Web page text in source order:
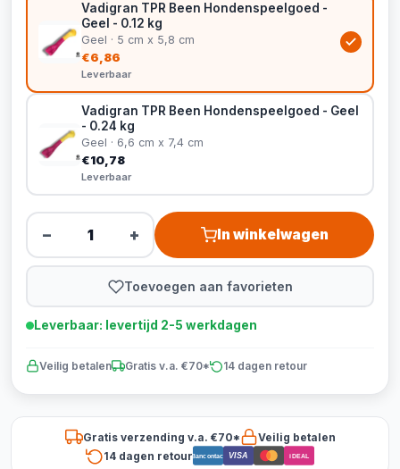
Vadigran TPR Been Hondenspeelgoed -
Geel - 0.12 kg
Geel · 5 cm x 5,8 cm
€6,86
Leverbaar
Vadigran TPR Been Hondenspeelgoed - Geel
- 0.24 kg
Geel · 6,6 cm x 7,4 cm
€10,78
Leverbaar
− + In winkelwagen
Toevoegen aan favorieten
Leverbaar: levertijd 2-5 werkdagen
Veilig betalen Gratis v.a. €70* 14 dagen retour
Gratis verzending v.a. €70*
Veilig betalen
14 dagen retourBancontact VISA iDEAL